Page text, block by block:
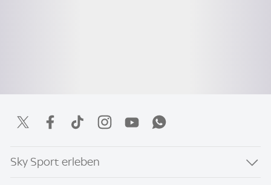
Sky Sport erleben